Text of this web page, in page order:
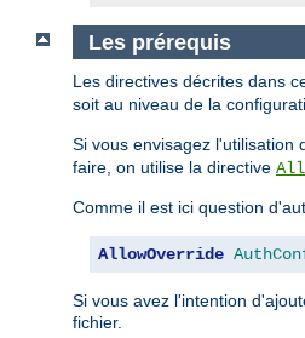
Les prérequis
Les directives décrites dans
soit au niveau de la
Si vous envisagez l'utilisation
faire, on utilise la directive
Comme il est ici question
AllowOverride
Si vous avez l'intention
fichier.